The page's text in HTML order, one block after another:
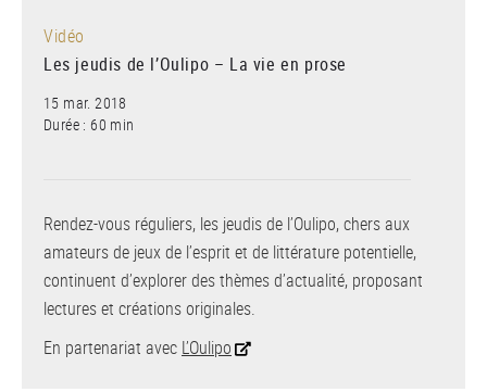
Vidéo
Les jeudis de l’Oulipo – La vie en prose
15 mar. 2018
Durée : 60 min
Rendez-vous réguliers, les jeudis de l’Oulipo, chers aux
amateurs de jeux de l’esprit et de littérature potentielle,
continuent d’explorer des thèmes d’actualité, proposant
lectures et créations originales.
En partenariat avec L’Oulipo